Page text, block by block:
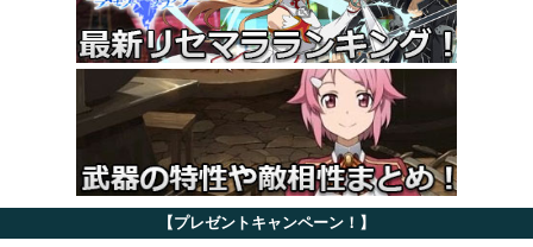
【プレゼントキャンペーン！】